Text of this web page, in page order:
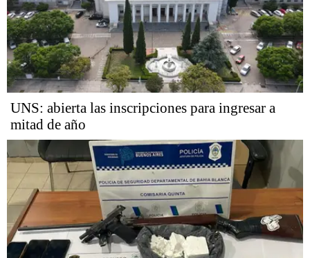
UNS: abierta las inscripciones para ingresar a
mitad de año